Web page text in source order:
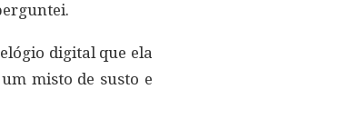
digital que ela
misto de susto e